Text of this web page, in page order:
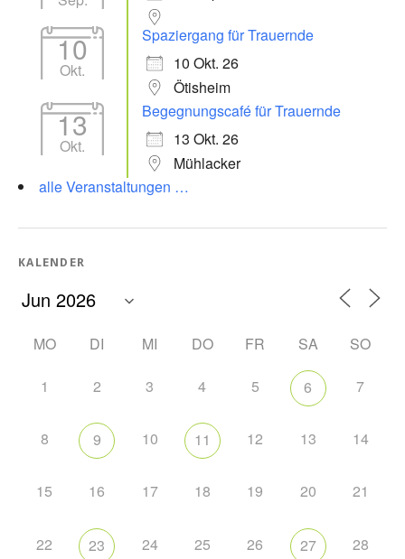
10
Okt.
Spaziergang für Trauernde
10 Okt. 26
Ötisheim
13
Okt.
Begegnungscafé für Trauernde
13 Okt. 26
Mühlacker
alle Veranstaltungen …
KALENDER
MO DI MI DO FR SA SO
1 2 3 4 5 6 7
8 9 10 11 12 13 14
15 16 17 18 19 20 21
22 23 24 25 26 27 28